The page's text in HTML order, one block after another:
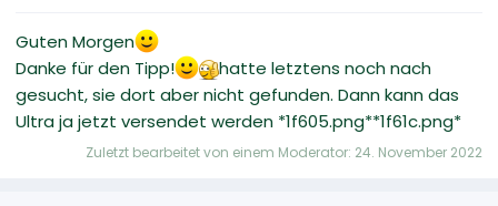
Guten Morgen
Danke für den Tipp!
hatte letztens noch nach
gesucht, sie dort aber nicht gefunden. Dann kann das
Ultra ja jetzt versendet werden *1f605.png**1f61c.png*
Zuletzt bearbeitet von einem Moderator: 24. November 2022